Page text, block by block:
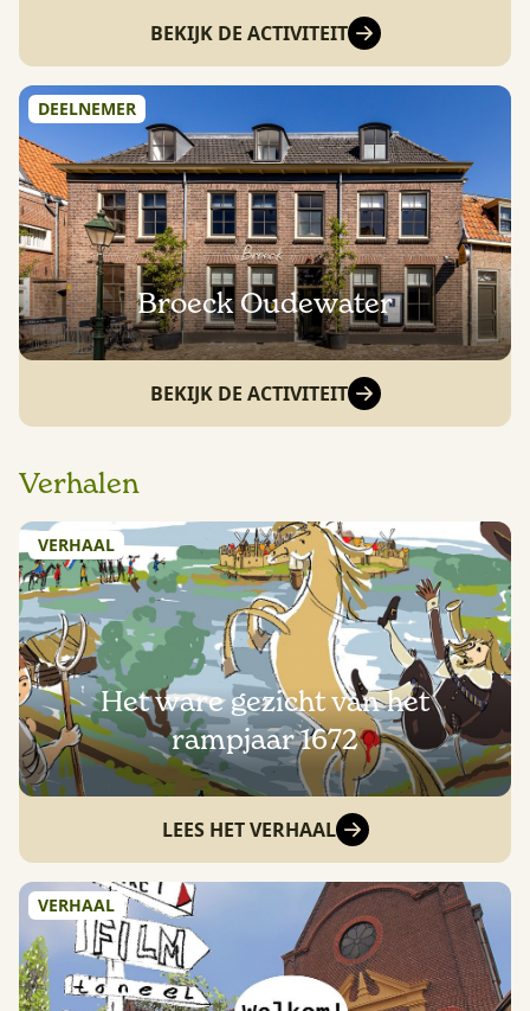
BEKIJK DE ACTIVITEIT
DEELNEMER
Broeck Oudewater
BEKIJK DE ACTIVITEIT
Verhalen
VERHAAL
Het ware gezicht van het
rampjaar 1672
LEES HET VERHAAL
VERHAAL